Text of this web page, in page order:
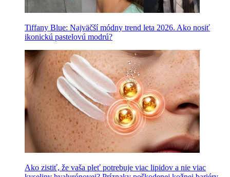
Tiffany Blue: Najväčší módny trend leta 2026. Ako nosiť
ikonickú pastelovú modrú?
Ako zistiť, že vaša pleť potrebuje viac lipidov a nie viac